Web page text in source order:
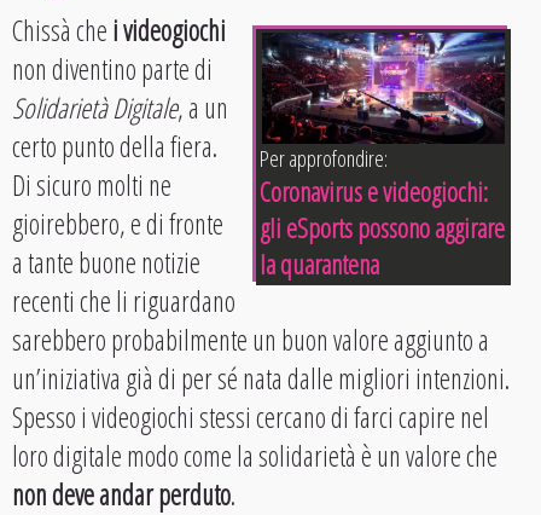
Per approfondire:
Coronavirus e videogiochi:
gli eSports possono aggirare
la quarantena
Chissà chei videogiochi
non diventino parte di
Solidarietà Digitale, a un
certo punto della fiera.
Di sicuro molti ne
gioirebbero, e di fronte
a tante buone notizie
recenti che li riguardano
sarebbero probabilmente un buon valore aggiunto a
un’iniziativa già di per sé nata dalle migliori intenzioni.
Spesso i videogiochi stessi cercano di farci capire nel
loro digitale modo come la solidarietà è un valore che
non deve andar perduto.